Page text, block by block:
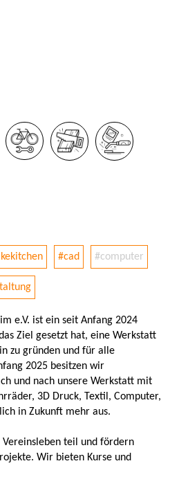
#cad #computer
e.V. ist ein seit Anfang 2024
Ziel gesetzt hat, eine Werkstatt
zu gründen und für alle
2025 besitzen wir
und nach unsere Werkstatt mit
3D Druck, Textil, Computer,
in Zukunft mehr aus.
teil und fördern
Wir bieten Kurse und